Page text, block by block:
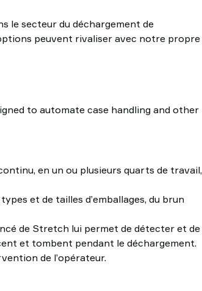
le secteur du déchargement de
peuvent rivaliser avec notre propre
to automate case handling and other
en un ou plusieurs quarts de travail,
et de tailles d’emballages, du brun
de Stretch lui permet de détecter et de
et tombent pendant le déchargement.
de l’opérateur.